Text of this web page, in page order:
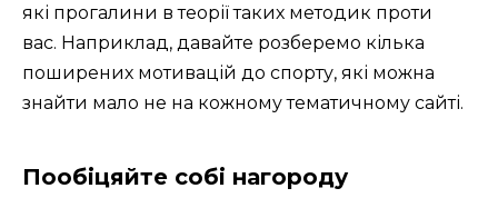
які прогалини в теорії таких методик проти
вас. Наприклад, давайте розберемо кілька
поширених мотивацій до спорту, які можна
знайти мало не на кожному тематичному сайті.
Пообіцяйте собі нагороду